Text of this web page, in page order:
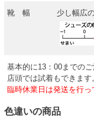
靴 幅 少し幅広
基本的に13：00までの
店頭では試着もできます
臨時休業日は発送を行っ
色違いの商品